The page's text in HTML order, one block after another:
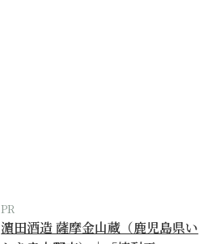
PR
濵田酒造 薩摩金山蔵（鹿児島県い